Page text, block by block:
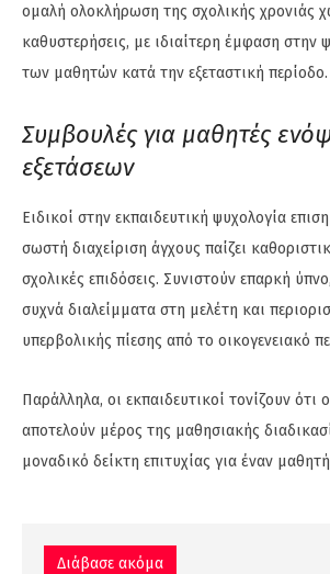
ομαλή ολοκλήρωση της σχολικής χρονιάς
καθυστερήσεις, με ιδιαίτερη έμφαση στην
των μαθητών κατά την εξεταστική περίοδο.
Συμβουλές για μαθητές
εξετάσεων
Ειδικοί στην εκπαιδευτική ψυχολογία
σωστή διαχείριση άγχους παίζει
σχολικές επιδόσεις. Συνιστούν επαρκή
συχνά διαλείμματα στη μελέτη και
υπερβολικής πίεσης από το οικογενειακό
Παράλληλα, οι εκπαιδευτικοί τονίζουν ότι
αποτελούν μέρος της μαθησιακής
μοναδικό δείκτη επιτυχίας για έναν
Διάβασε ακόμα